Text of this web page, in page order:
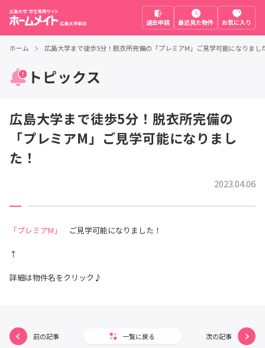
退去申請 最近見た物件 お気に入り
ホーム 広島大学まで徒歩5分！脱衣所完備の「プレミアM」ご見学可能になりまし
トピックス
広島大学まで徒歩5分！脱衣所完備の
「プレミアM」ご見学可能になりまし
た！
2023.04.06
「プレミアM」 ご見学可能になりました！
↑
詳細は物件名をクリック♪
前の記事 一覧に戻る 次の記事